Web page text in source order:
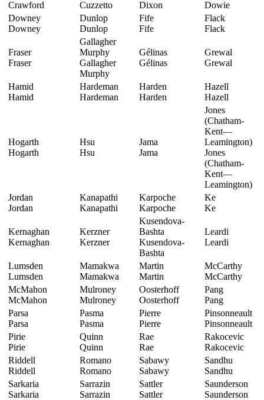
Crawford
Cuzzetto
Dixon
Dowie
Downey
Downey
Dunlop
Dunlop
Fife
Fife
Flack
Flack
Fraser
Fraser
Gallagher
Murphy
Gallagher
Murphy
Gélinas
Gélinas
Grewal
Grewal
Hamid
Hamid
Hardeman
Hardeman
Harden
Harden
Hazell
Hazell
Hogarth
Hogarth
Hsu
Hsu
Jama
Jama
Jones
(Chatham-
Kent—
Leamington)
Jones
(Chatham-
Kent—
Leamington)
Jordan
Jordan
Kanapathi
Kanapathi
Karpoche
Karpoche
Ke
Ke
Kernaghan
Kernaghan
Kerzner
Kerzner
Kusendova-
Bashta
Kusendova-
Bashta
Leardi
Leardi
Lumsden
Lumsden
Mamakwa
Mamakwa
Martin
Martin
McCarthy
McCarthy
McMahon
McMahon
Mulroney
Mulroney
Oosterhoff
Oosterhoff
Pang
Pang
Parsa
Parsa
Pasma
Pasma
Pierre
Pierre
Pinsonneault
Pinsonneault
Pirie
Pirie
Quinn
Quinn
Rae
Rae
Rakocevic
Rakocevic
Riddell
Riddell
Romano
Romano
Sabawy
Sabawy
Sandhu
Sandhu
Sarkaria
Sarkaria
Sarrazin
Sarrazin
Sattler
Sattler
Saunderson
Saunderson